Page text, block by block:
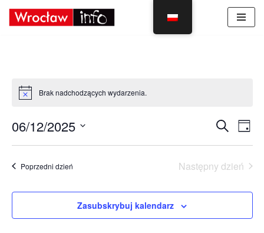
Brak nadchodzących wydarzenia.
and
Views
SzukajDzień
06/12/2025
Poprzedni dzień Następny dzień
Zasubskrybuj kalendarz